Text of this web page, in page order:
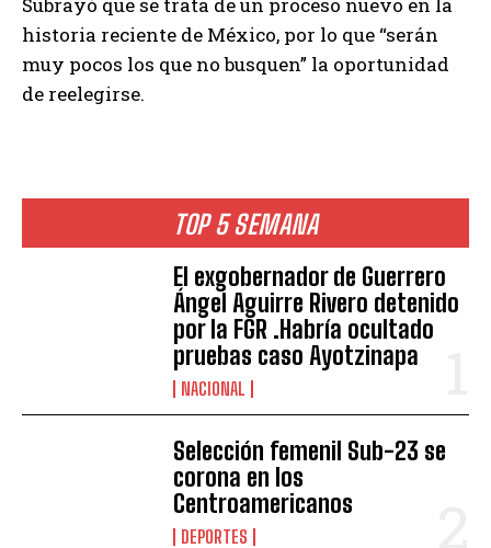
TOP 5 SEMANA
El exgobernador de Guerrero
Ángel Aguirre Rivero detenido
por la FGR .Habría ocultado
pruebas caso Ayotzinapa
NACIONAL
Selección femenil Sub-23 se
corona en los
Centroamericanos
DEPORTES
historia reciente de México, por lo que “serán
muy pocos los que no busquen” la oportunidad
de reelegirse.